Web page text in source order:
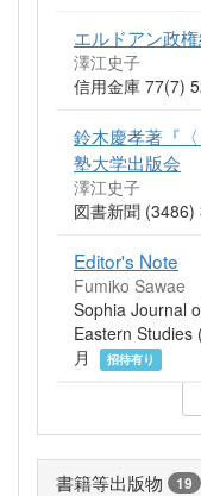
エルドアン政
澤江史子
信用金庫 77(7)
鈴木慶孝著『
塾大学出版会
澤江史子
図書新聞
Editor's Note
Fumiko Sawae
Sophia Journal
Eastern Studies
月
招待有り
書籍等出版物 19